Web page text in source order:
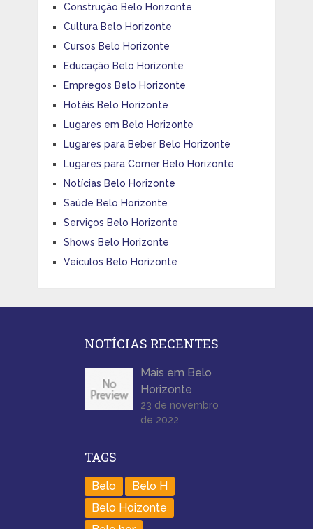
Construção Belo Horizonte
Cultura Belo Horizonte
Cursos Belo Horizonte
Educação Belo Horizonte
Empregos Belo Horizonte
Hotéis Belo Horizonte
Lugares em Belo Horizonte
Lugares para Beber Belo Horizonte
Lugares para Comer Belo Horizonte
Notícias Belo Horizonte
Saúde Belo Horizonte
Serviços Belo Horizonte
Shows Belo Horizonte
Veículos Belo Horizonte
NOTÍCIAS RECENTES
Mais em Belo
Horizonte
23 de novembro
de 2022
TAGS
Belo
Belo H
Belo Hoizonte